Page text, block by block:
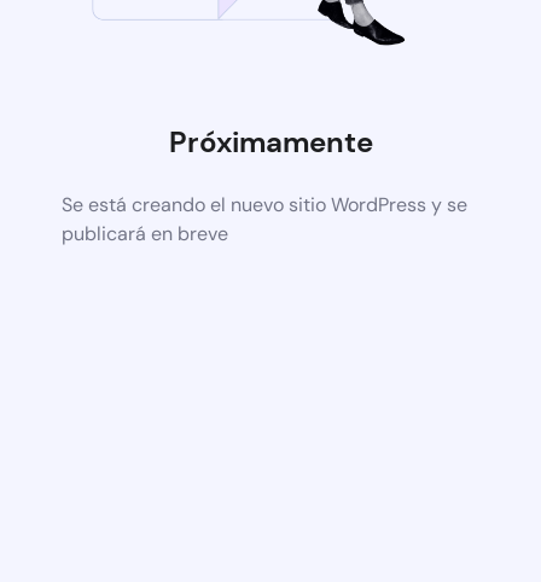
Próximamente
Se está creando el nuevo sitio WordPress y se
publicará en breve